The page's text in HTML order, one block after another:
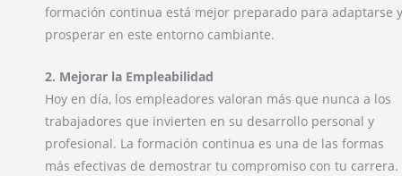
formación continua está mejor preparado para adaptarse y
prosperar en este entorno cambiante.
2. Mejorar la Empleabilidad
Hoy en día, los empleadores valoran más que nunca a los
trabajadores que invierten en su desarrollo personal y
profesional. La formación continua es una de las formas
más efectivas de demostrar tu compromiso con tu carrera.